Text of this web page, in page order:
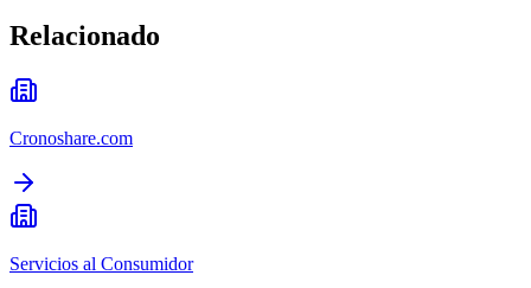
Relacionado
Cronoshare.com
Servicios al Consumidor